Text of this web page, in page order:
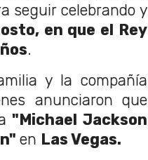
seguir celebrando y
en que el Rey
.
y la compañía
anunciaron que
"Michael Jackson
en Las Vegas.